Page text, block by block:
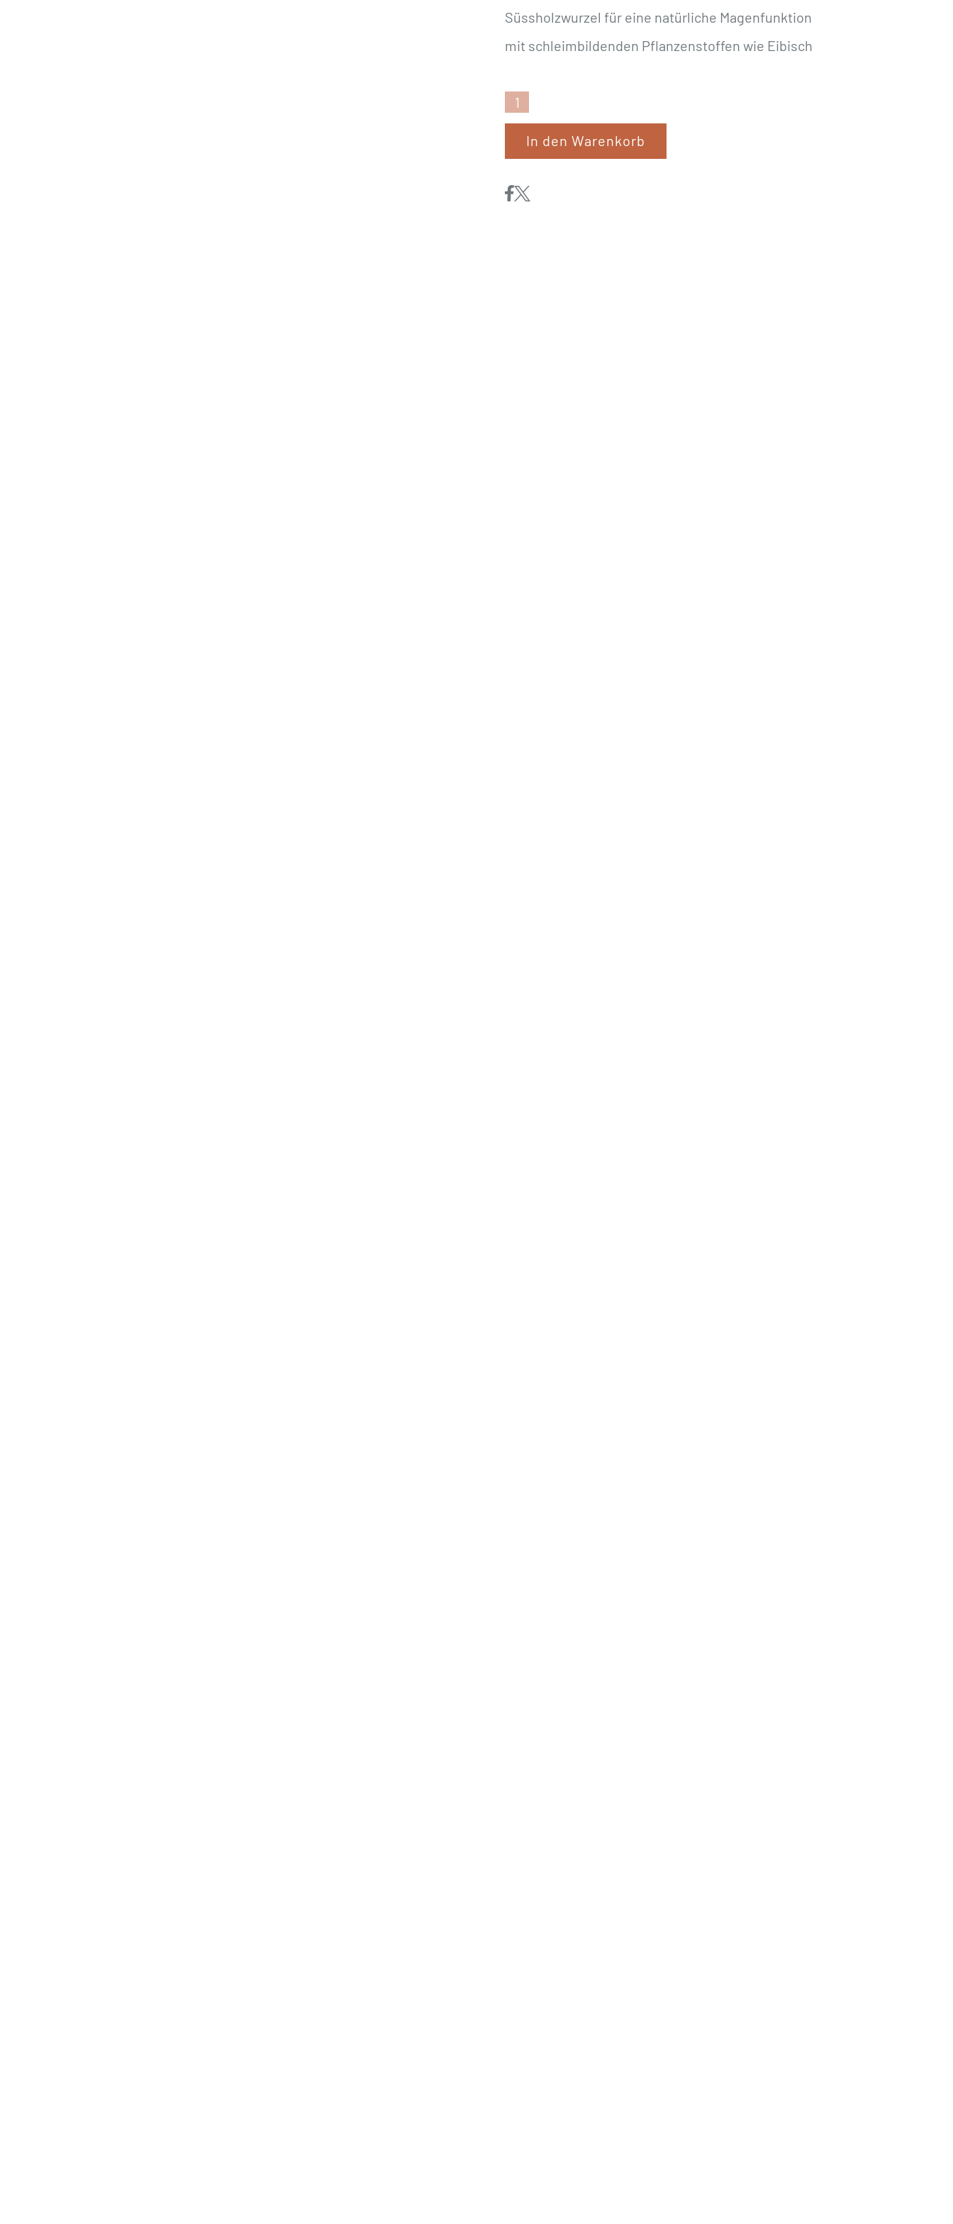
Süssholzwurzel für eine natürliche Magenfunktion
mit schleimbildenden Pflanzenstoffen wie Eibisch
EWALIA
«Magensaft
500ml
In den Warenkorb